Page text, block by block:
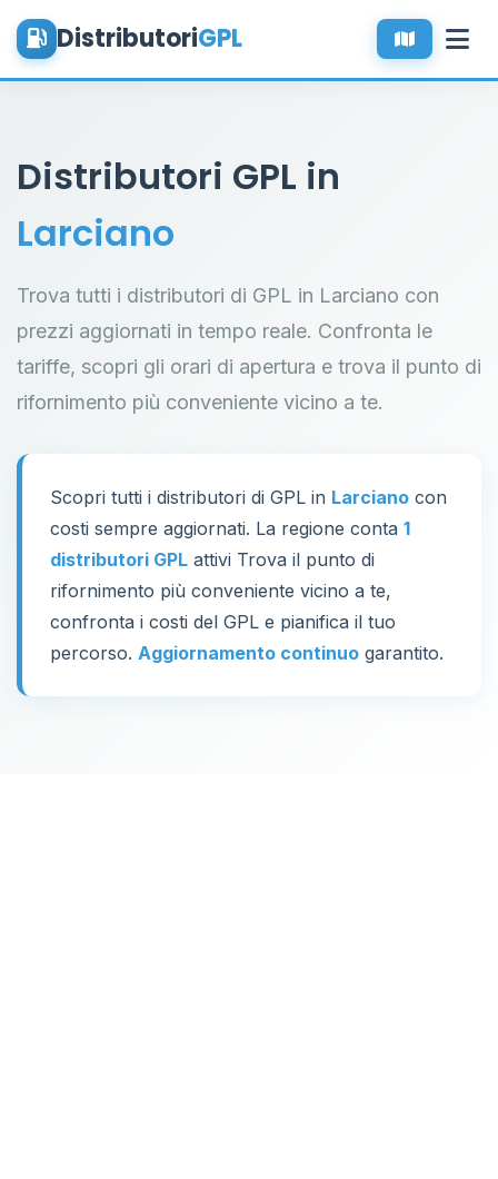
DistributoriGPL
Distributori GPL in
Larciano
Trova tutti i distributori di GPL in Larciano con
prezzi aggiornati in tempo reale. Confronta le
tariffe, scopri gli orari di apertura e trova il punto di
rifornimento più conveniente vicino a te.
Scopri tutti i distributori di GPL in Larciano con
costi sempre aggiornati. La regione conta 1
distributori GPL attivi Trova il punto di
rifornimento più conveniente vicino a te,
confronta i costi del GPL e pianifica il tuo
percorso. Aggiornamento continuo garantito.